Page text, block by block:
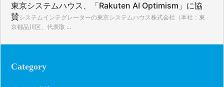
東京システムハウス、「Rakuten AI Optimism」に協
賛システムインテグレーターの東京システムハウス株式会社（本社：東
京都品川区、代表取 ...
Category